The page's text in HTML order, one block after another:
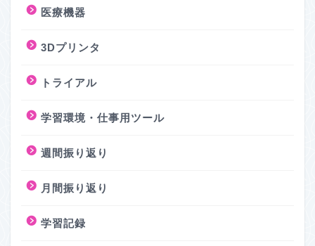
医療機器
3Dプリンタ
トライアル
学習環境・仕事用ツール
週間振り返り
月間振り返り
学習記録